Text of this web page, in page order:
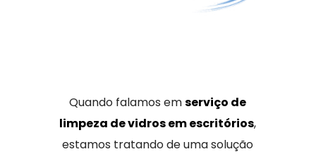
Quando falamos emserviço de
limpeza de vidros em escritórios,
estamos tratando de uma solução